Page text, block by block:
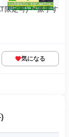
限定可) ・派手す
気になる